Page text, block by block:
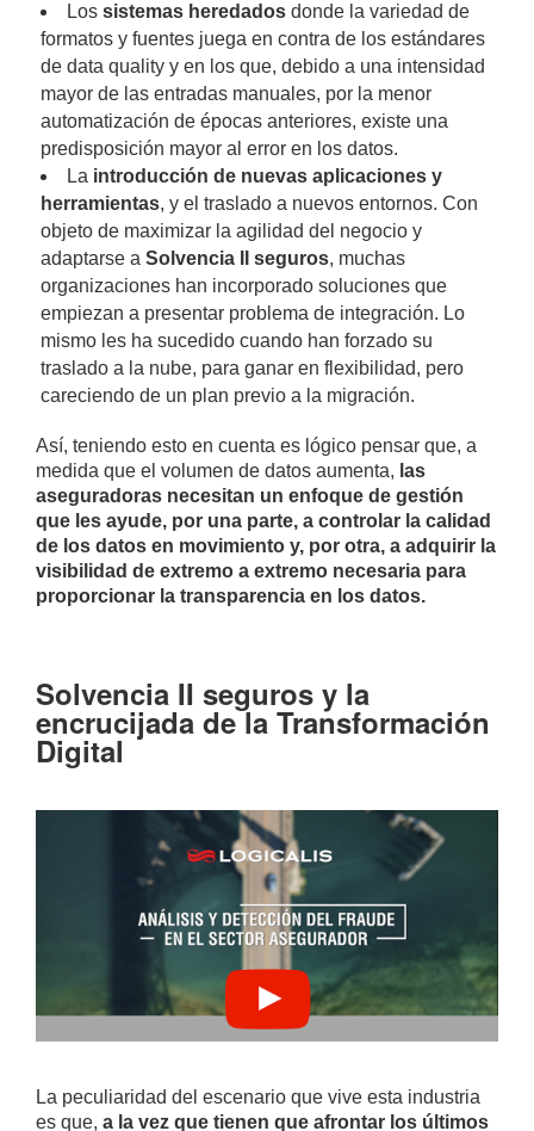
Lossistemas heredados donde la variedad de
formatos y fuentes juega en contra de los estándares
de data quality y en los que, debido a una intensidad
mayor de las entradas manuales, por la menor
automatización de épocas anteriores, existe una
predisposición mayor al error en los datos.
La introducción de nuevas aplicaciones y
herramientas, y el traslado a nuevos entornos. Con
objeto de maximizar la agilidad del negocio y
adaptarse aSolvencia II seguros, muchas
organizaciones han incorporado soluciones que
empiezan a presentar problema de integración. Lo
mismo les ha sucedido cuando han forzado su
traslado a la nube, para ganar en flexibilidad, pero
careciendo de un plan previo a la migración.
Así, teniendo esto en cuenta es lógico pensar que, a
medida que el volumen de datos aumenta, las
aseguradoras necesitan un enfoque de gestión
que les ayude, por una parte, a controlar la calidad
de los datos en movimiento y, por otra, a adquirir la
visibilidad de extremo a extremo necesaria para
proporcionar la transparencia en los datos.
Solvencia II seguros y la
encrucijada de la Transformación
Digital
La peculiaridad del escenario que vive esta industria
es que, a la vez que tienen que afrontar los últimos